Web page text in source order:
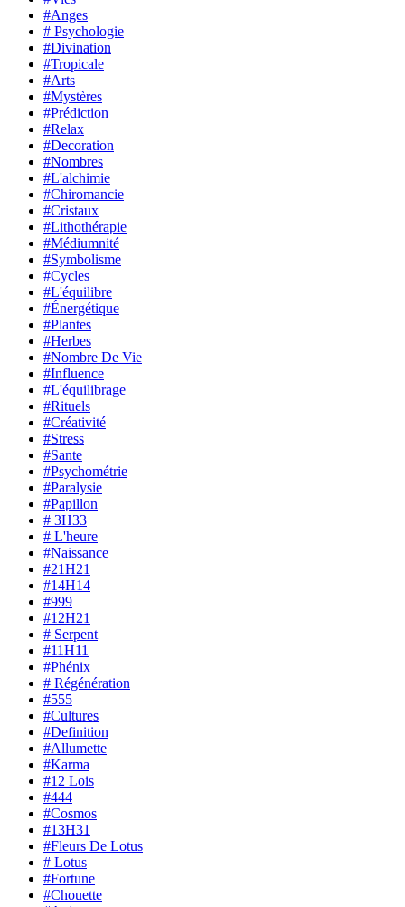
#Anges
# Psychologie
#Divination
#Tropicale
#Arts
#Mystères
#Prédiction
#Relax
#Decoration
#Nombres
#L'alchimie
#Chiromancie
#Cristaux
#Lithothérapie
#Médiumnité
#Symbolisme
#Cycles
#L'équilibre
#Énergétique
#Plantes
#Herbes
#Nombre De Vie
#Influence
#L'équilibrage
#Rituels
#Créativité
#Stress
#Sante
#Psychométrie
#Paralysie
#Papillon
# 3H33
# L'heure
#Naissance
#21H21
#14H14
#999
#12H21
# Serpent
#11H11
#Phénix
# Régénération
#555
#Cultures
#Definition
#Allumette
#Karma
#12 Lois
#444
#Cosmos
#13H31
#Fleurs De Lotus
# Lotus
#Fortune
#Chouette